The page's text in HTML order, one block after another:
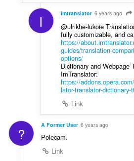
I imtranslator 6 years ago
@ulrikhe-lukoie
fully customizable, and
https://
guides/translation-
options/
Dictionary and Webpage
ImTranslator:
https://
lator-translator-dictionary-
Link
? A Former User 6 years ago
Polecam.
Link